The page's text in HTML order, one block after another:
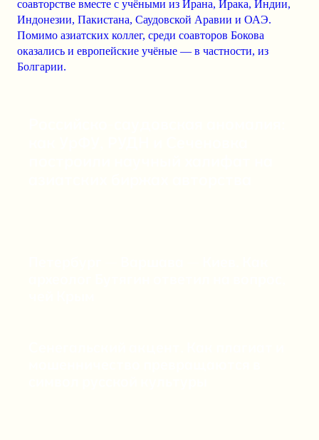
соавторстве вместе с учёными из Ирана, Ирака, Индии,
Индонезии, Пакистана, Саудовской Аравии и ОАЭ.
Помимо азиатских коллег, среди соавторов Бокова
оказались и европейские учёные — в частности, из
Болгарии.